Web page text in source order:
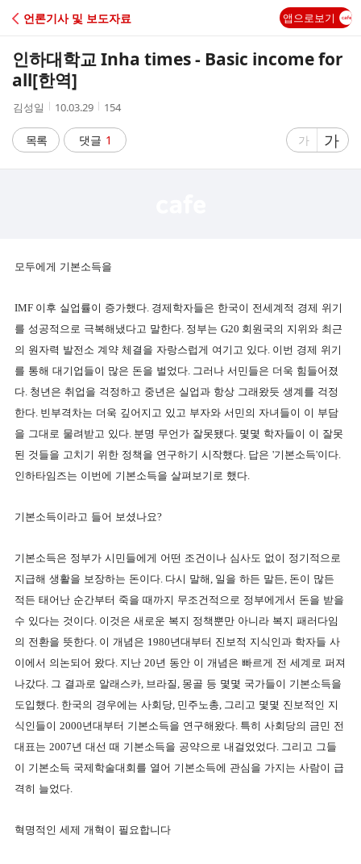
C
A
언론기사 및 보도자료 앱으로보기
인하대학교 Inha times - Basic income for
all[한역]
작
자
김성일
작
시
간
10.03.29
조
수
154
목록 댓글 1
글
가
글
자
가
모두에게 기본소득을
IMF 이후 실업률이 증가했다. 경제학자들은 한국이 전세계적 경제 위기
를 성공적으로 극복해냈다고 말한다. 정부는 G20 회원국의 지위와 최근
의 원자력 발전소 계약 체결을 자랑스럽게 여기고 있다. 이번 경제 위기
를 통해 대기업들이 많은 돈을 벌었다. 그러나 서민들은 더욱 힘들어졌
다. 청년은 취업을 걱정하고 중년은 실업과 항상 그래왔듯 생계를 걱정
한다. 빈부격차는 더욱 깊어지고 있고 부자와 서민의 자녀들이 이 부담
을 그대로 물려받고 있다. 분명 무언가 잘못됐다. 몇몇 학자들이 이 잘못
된 것들을 고치기 위한 정책을 연구하기 시작했다. 답은 '기본소득'이다.
인하타임즈는 이번에 기본소득을 살펴보기로 했다.
기본소득이라고 들어 보셨나요?
기본소득은 정부가 시민들에게 어떤 조건이나 심사도 없이 정기적으로
지급해 생활을 보장하는 돈이다. 다시 말해, 일을 하든 말든, 돈이 많든
적든 태어난 순간부터 죽을 때까지 무조건적으로 정부에게서 돈을 받을
수 있다는 것이다. 이것은 새로운 복지 정책뿐만 아니라 복지 패러다임
의 전환을 뜻한다. 이 개념은 1980년대부터 진보적 지식인과 학자들 사
이에서 의논되어 왔다. 지난 20년 동안 이 개념은 빠르게 전 세계로 퍼져
나갔다. 그 결과로 알래스카, 브라질, 몽골 등 몇몇 국가들이 기본소득을
도입했다. 한국의 경우에는 사회당, 민주노총, 그리고 몇몇 진보적인 지
식인들이 2000년대부터 기본소득을 연구해왔다. 특히 사회당의 금민 전
대표는 2007년 대선 때 기본소득을 공약으로 내걸었었다. 그리고 그들
이 기본소득 국제학술대회를 열어 기본소득에 관심을 가지는 사람이 급
격히 늘었다.
혁명적인 세제 개혁이 필요합니다